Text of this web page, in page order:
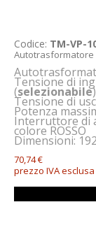
Codice: TM-VP-
Autotrasformatore
Tensione di
(selezionabile)
Tensione di
Potenza
Interruttore di
colore ROSSO
Dimensioni:
70,74 €
prezzo IVA esclusa